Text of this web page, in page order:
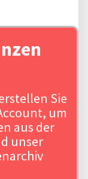
Sie
um
aus der
unser